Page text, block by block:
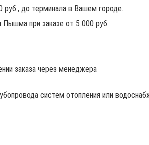
руб., до терминала в Вашем городе.
Пышма при заказе от 5 000 руб.
заказа через менеджера
систем отопления или